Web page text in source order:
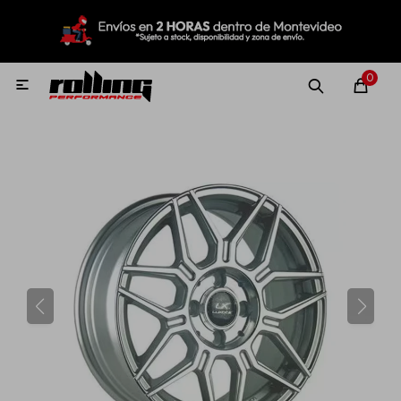
0

MI CUENTA
Nuevo! Rolling Repuestos
Lubricantes
Aditivos